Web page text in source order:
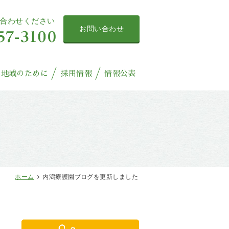
わせください
お問い合わせ
地域のために 採用情報 情報公表
ホーム 内潟療護園ブログを更新しました